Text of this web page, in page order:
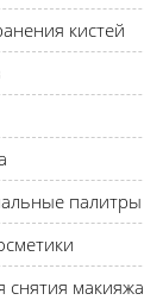
кистей
палитры
снятия макияжа